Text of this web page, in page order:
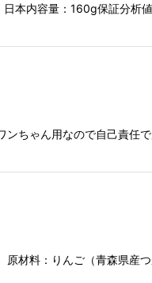
本内容量：160g保証分析
ちゃん用なので自己責任
材料：りんご（青森県産